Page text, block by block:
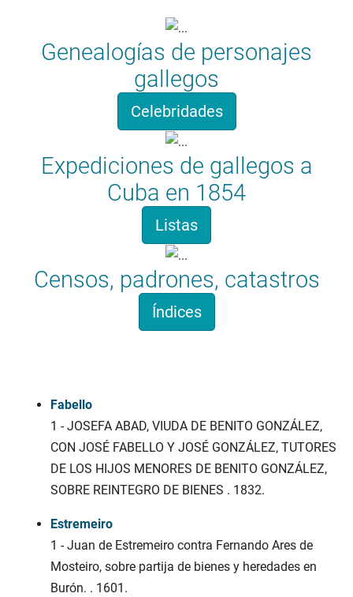
Genealogías de personajes
gallegos
Celebridades
Expediciones de gallegos a
Cuba en 1854
Listas
Censos, padrones, catastros
Índices
Fabello
1 - JOSEFA ABAD, VIUDA DE BENITO GONZÁLEZ,
CON JOSÉ FABELLO Y JOSÉ GONZÁLEZ, TUTORES
DE LOS HIJOS MENORES DE BENITO GONZÁLEZ,
SOBRE REINTEGRO DE BIENES . 1832.
Estremeiro
1 - Juan de Estremeiro contra Fernando Ares de
Mosteiro, sobre partija de bienes y heredades en
Burón. . 1601.